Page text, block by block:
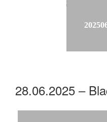
28.06.2025 –